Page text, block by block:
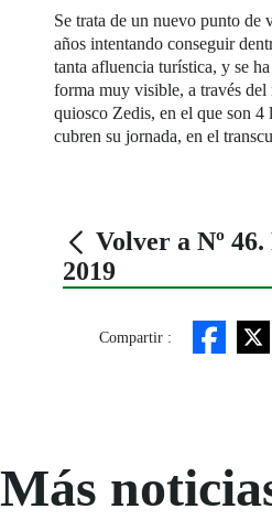
Se trata de un nuevo punto de
años intentando conseguir
tanta afluencia turística, y se
forma muy visible, a través del
quiosco Zedis, en el que son 4
cubren su jornada, en el
Volver a Nº
2019
Compartir :
Más